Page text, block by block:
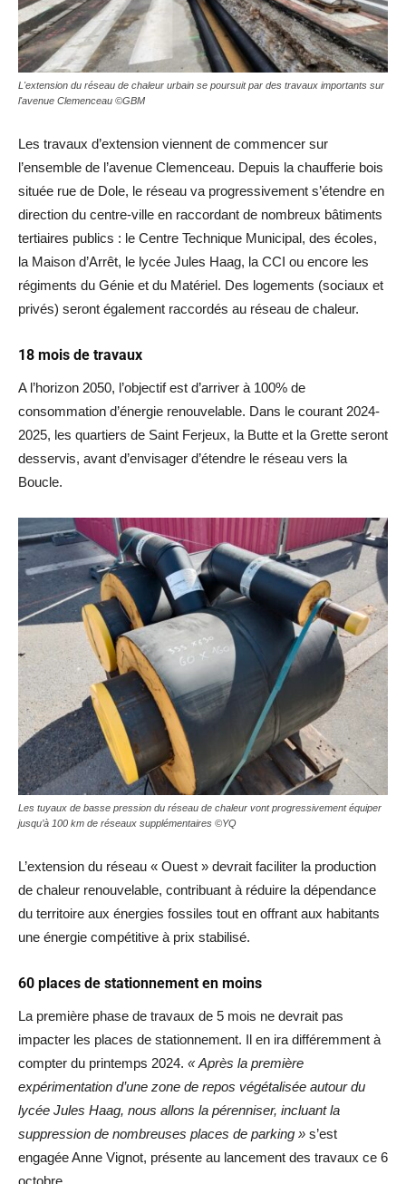
L'extension du réseau de chaleur urbain se poursuit par des travaux importants sur
l'avenue Clemenceau ©GBM
Les travaux d’extension viennent de commencer sur
l’ensemble de l’avenue Clemenceau. Depuis la chaufferie bois
située rue de Dole, le réseau va progressivement s’étendre en
direction du centre-ville en raccordant de nombreux bâtiments
tertiaires publics : le Centre Technique Municipal, des écoles,
la Maison d’Arrêt, le lycée Jules Haag, la CCI ou encore les
régiments du Génie et du Matériel. Des logements (sociaux et
privés) seront également raccordés au réseau de chaleur.
18 mois de travaux
A l’horizon 2050, l’objectif est d’arriver à 100% de
consommation d’énergie renouvelable. Dans le courant 2024-
2025, les quartiers de Saint Ferjeux, la Butte et la Grette seront
desservis, avant d’envisager d’étendre le réseau vers la
Boucle.
Les tuyaux de basse pression du réseau de chaleur vont progressivement équiper
jusqu’à 100 km de réseaux supplémentaires ©YQ
L’extension du réseau « Ouest » devrait faciliter la production
de chaleur renouvelable, contribuant à réduire la dépendance
du territoire aux énergies fossiles tout en offrant aux habitants
une énergie compétitive à prix stabilisé.
60 places de stationnement en moins
La première phase de travaux de 5 mois ne devrait pas
impacter les places de stationnement. Il en ira différemment à
compter du printemps 2024. « Après la première
expérimentation d’une zone de repos végétalisée autour du
lycée Jules Haag, nous allons la pérenniser, incluant la
suppression de nombreuses places de parking » s’est
engagée Anne Vignot, présente au lancement des travaux ce 6
octobre.